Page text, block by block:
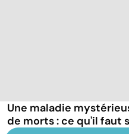
Une maladie
de morts : ce qu'il faut